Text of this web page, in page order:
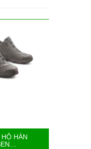
Chi tiết
HÀN